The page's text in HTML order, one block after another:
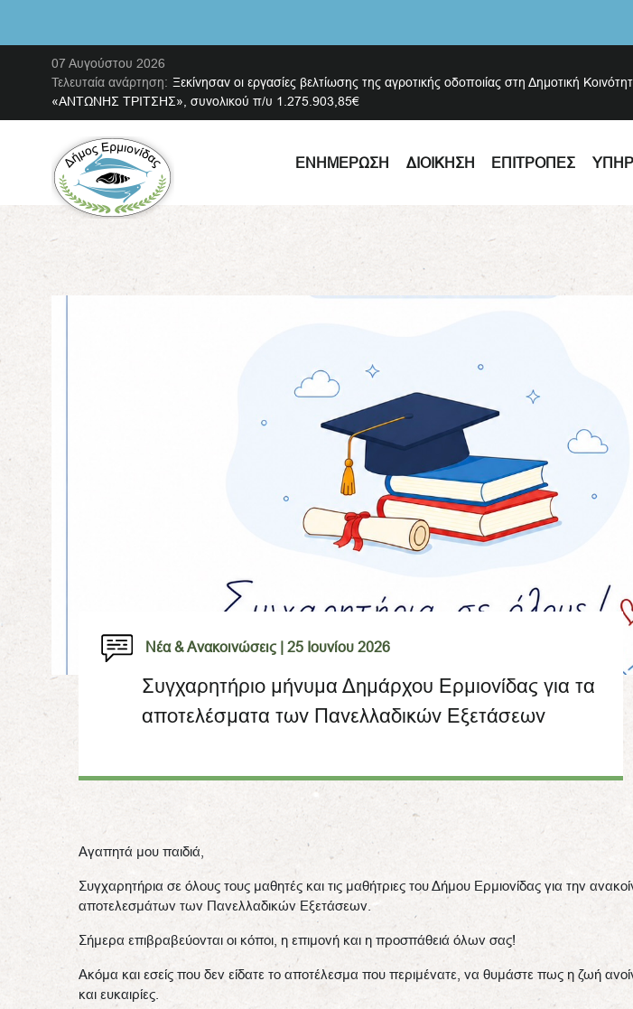
07 Αυγούστου 2026
Τελευταία ανάρτηση: Ξεκίνησαν οι εργασίες βελτίωσης της αγροτικής οδοποιίας στη Δημοτική
«ΑΝΤΩΝΗΣ ΤΡΙΤΣΗΣ», συνολικού π/υ 1.275.903,85€
ΕΝΗΜΈΡΩΣΗ ΔΙΟΊΚΗΣΗ ΕΠΙΤΡΟΠΈΣ
Νέα & Ανακοινώσεις | 25 Ιουνίου 2026
Συγχαρητήριο μήνυμα Δημάρχου Ερμιονίδας για τα
αποτελέσματα των Πανελλαδικών Εξετάσεων
Αγαπητά μου παιδιά,
Συγχαρητήρια σε όλους τους μαθητές και τις μαθήτριες του Δήμου Ερμιονίδας για την
αποτελεσμάτων των Πανελλαδικών Εξετάσεων.
Σήμερα επιβραβεύονται οι κόποι, η επιμονή και η προσπάθειά όλων σας!
Ακόμα και εσείς που δεν είδατε το αποτέλεσμα που περιμένατε, να θυμάστε πως η ζωή
και ευκαιρίες.